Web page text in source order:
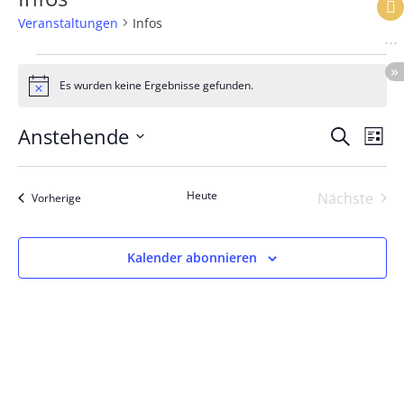
Veranstaltungen Infos
Veranstaltungen
HinweisEs wurden keine Ergebnisse gefunden.
Suche
und
SucheListe
Anstehende
VorherigeVeranstaltungen Heute
Nächste
Kalender abonnieren